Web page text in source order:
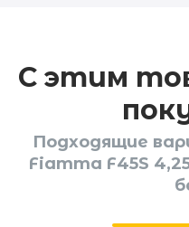
С этим
Подходящие
Fiamma F45S